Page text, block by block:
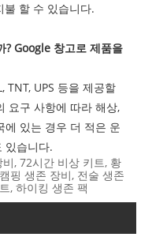
할 수 있습니다.
? Google 창고로 제품을
TNT, UPS 등을 제공할
요구 사항에 따라 해상,
에 있는 경우 더 적은 운
있습니다.
, 72시간 비상 키트, 황
핑 생존 장비, 전술 생존
, 하이킹 생존 팩